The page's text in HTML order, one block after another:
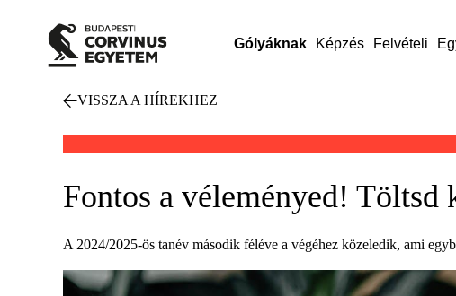
Gólyáknak Képzés Felvételi
VISSZA A HÍREKHEZ
Fontos a véleményed!
A 2024/2025-ös tanév második féléve a végéhez közeledik, ami